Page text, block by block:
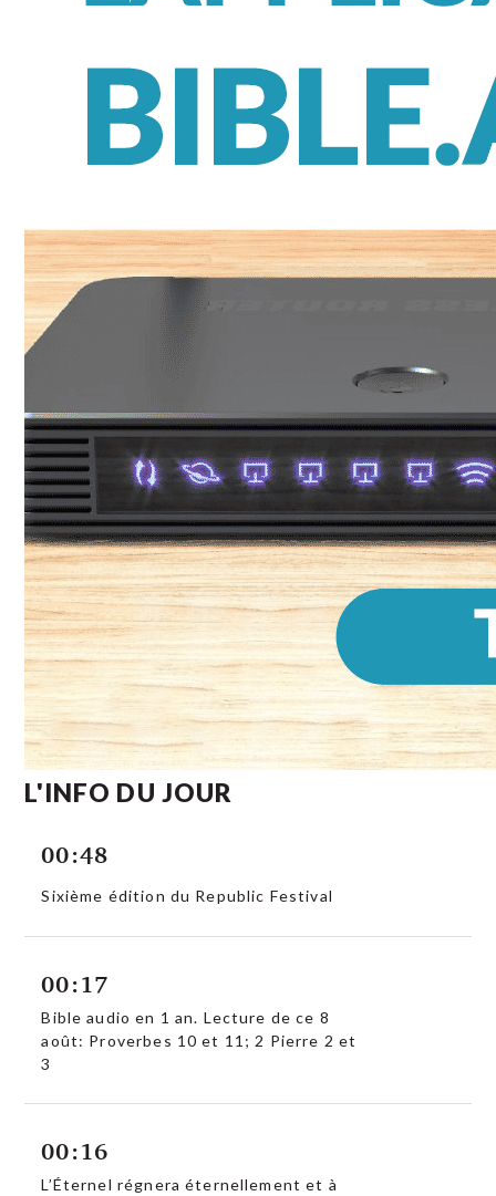
L'INFO DU JOUR
00:48
Sixième édition du Republic Festival
00:17
Bible audio en 1 an. Lecture de ce 8
août: Proverbes 10 et 11; 2 Pierre 2 et
3
00:16
L’Éternel régnera éternellement et à